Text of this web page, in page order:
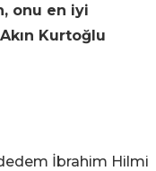
onu en iyi
Kurtoğlu
İbrahim Hilmi